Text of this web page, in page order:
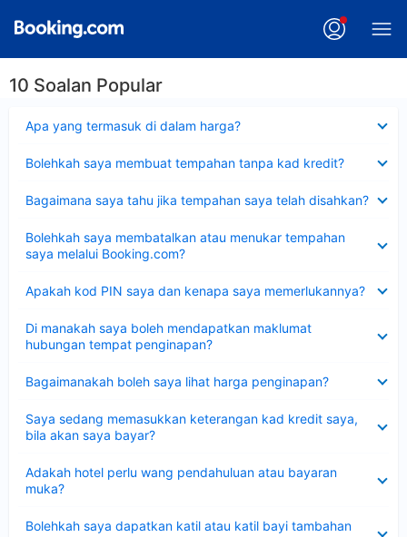
10 Soalan Popular
Apa yang termasuk di dalam harga?
Bolehkah saya membuat tempahan tanpa kad kredit?
Bagaimana saya tahu jika tempahan saya telah disahkan?
Bolehkah saya membatalkan atau menukar tempahan
saya melalui Booking.com?
Apakah kod PIN saya dan kenapa saya memerlukannya?
Di manakah saya boleh mendapatkan maklumat
hubungan tempat penginapan?
Bagaimanakah boleh saya lihat harga penginapan?
Saya sedang memasukkan keterangan kad kredit saya,
bila akan saya bayar?
Adakah hotel perlu wang pendahuluan atau bayaran
muka?
Bolehkah saya dapatkan katil atau katil bayi tambahan